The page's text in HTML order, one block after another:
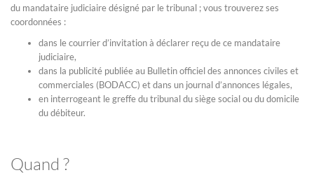
du mandataire judiciaire désigné par le tribunal ; vous trouverez ses
coordonnées :
dans le courrier d’invitation à déclarer reçu de ce mandataire
judiciaire,
dans la publicité publiée au Bulletin officiel des annonces civiles et
commerciales (BODACC) et dans un journal d’annonces légales,
en interrogeant le greffe du tribunal du siège social ou du domicile
du débiteur.
Quand ?